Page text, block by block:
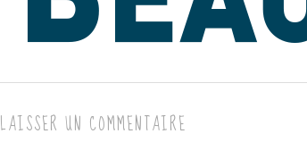
LAISSER UN COMMENTAIRE